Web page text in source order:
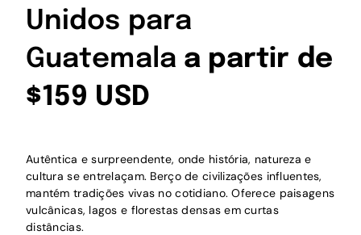
Unidos para
Guatemala a partir de
$159 USD
Autêntica e surpreendente, onde história, natureza e
cultura se entrelaçam. Berço de civilizações influentes,
mantém tradições vivas no cotidiano. Oferece paisagens
vulcânicas, lagos e florestas densas em curtas
distâncias.